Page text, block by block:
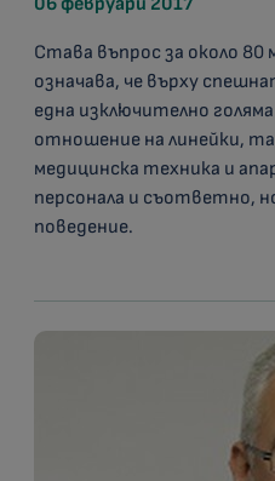
Става въпрос за около 80
означава, че върху
една изключително
отношение на линейки,
медицинска техника и
персонала и съответно,
поведение.